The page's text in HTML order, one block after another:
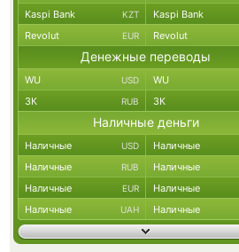
Kaspi Bank KZT Kaspi Bank
Revolut EUR Revolut
Денежные переводы
WU USD WU
ЗК RUB ЗК
Наличные деньги
Наличные USD Наличные
Наличные RUB Наличные
Наличные EUR Наличные
Наличные UAH Наличные